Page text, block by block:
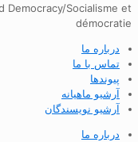
Democracy/Socialisme et
démocratie
درباره ما
تماس با ما
پیوندها
آرشیو ماهیانه
آرشیو نویسندگان
درباره ما